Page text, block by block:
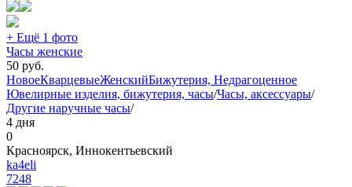
+ Ещё 1 фото
Часы женские
50 руб.
НовоеКварцевыеЖенскийБижутерия, Недрагоценное
Ювелирные изделия, бижутерия, часы/Часы, аксессуары/
Другие наручные часы/
4 дня
0
Красноярск, Иннокентьевский
ka4eli
7248